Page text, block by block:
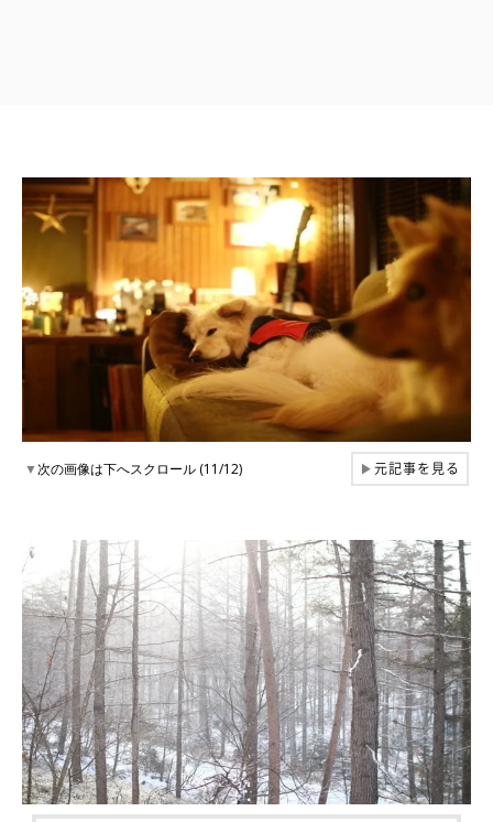
▼次の画像は下へスクロール (11/12) ▶元記事を見る